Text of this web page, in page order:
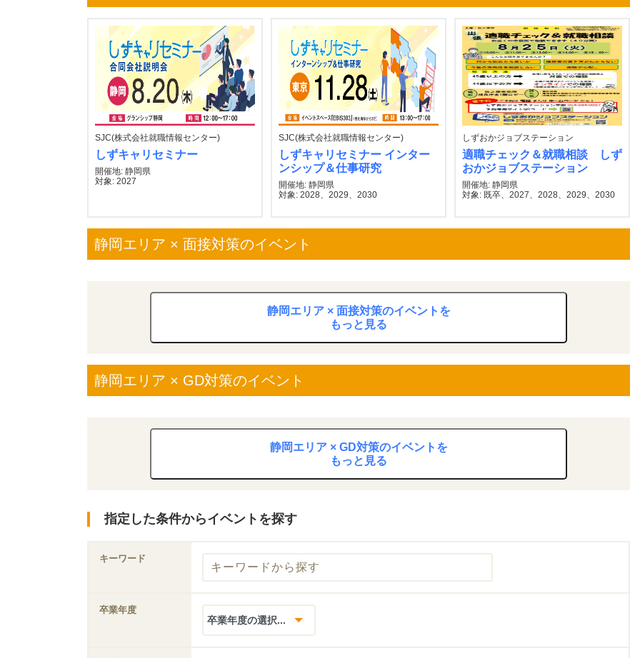
SJC(株式会社就職情報センター)
しずキャリセミナー
開催地: 静岡県
対象: 2027
SJC(株式会社就職情報センター)
しずキャリセミナー インター
ンシップ＆仕事研究
開催地: 静岡県
対象: 2028、2029、2030
しずおかジョブステーション
適職チェック＆就職相談 しず
おかジョブステーション
開催地: 静岡県
対象: 既卒、2027、2028、2029、2030
静岡エリア × 面接対策のイベント
静岡エリア × 面接対策のイベントを
もっと見る
静岡エリア × GD対策のイベント
静岡エリア × GD対策のイベントを
もっと見る
指定した条件からイベントを探す
キーワード
卒業年度